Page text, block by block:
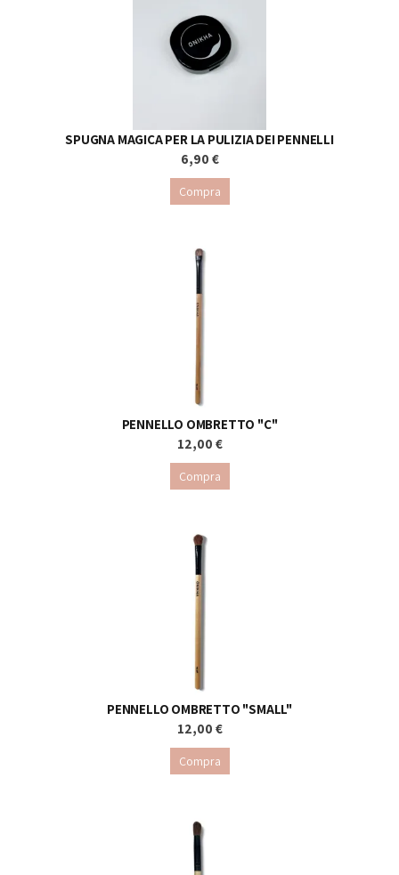
SPUGNA MAGICA PER LA PULIZIA DEI PENNELLI
6,90 €
Compra
PENNELLO OMBRETTO "C"
12,00 €
Compra
PENNELLO OMBRETTO "SMALL"
12,00 €
Compra